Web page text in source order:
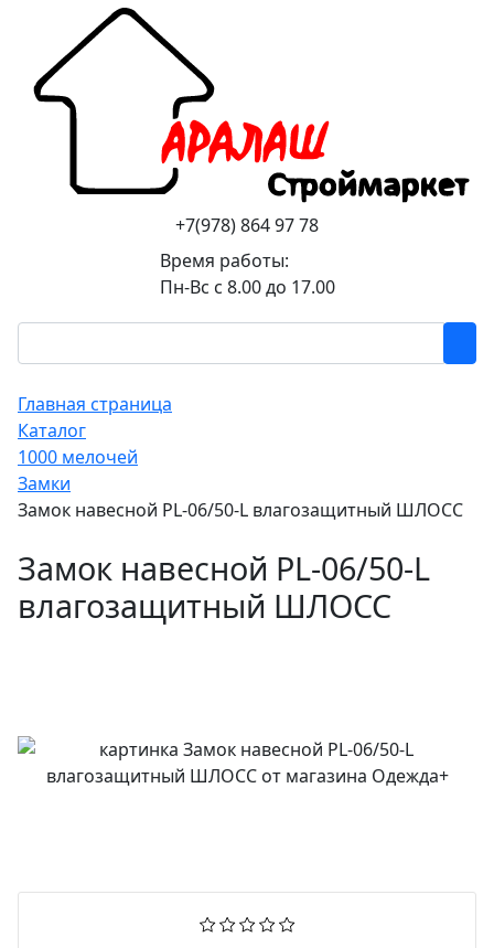
+7(978) 864 97 78
Время работы:
Пн-Вс с 8.00 до 17.00
Главная страница
Каталог
1000 мелочей
Замки
Замок навесной PL-06/50-L влагозащитный ШЛОСС
Замок навесной PL-06/50-L
влагозащитный ШЛОСС